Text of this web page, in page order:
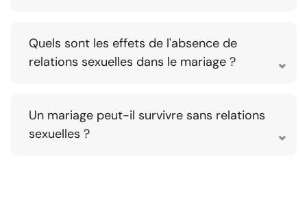
Quels sont les effets de l'absence de
relations sexuelles dans le mariage ?
Un mariage peut-il survivre sans relations
sexuelles ?